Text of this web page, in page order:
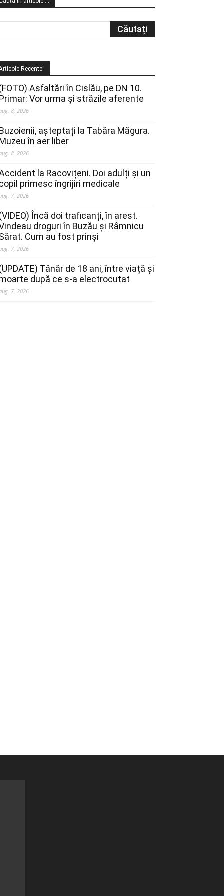
Recente:
Asfaltări în Cislău, pe DN 10.
Vor urma și străzile aferente
8, 2026
așteptați la Tabăra Măgura.
în aer liber
8, 2026
la Racovițeni. Doi adulți și un
primesc îngrijiri medicale
7, 2026
Încă doi traficanți, în arest.
droguri în Buzău și Râmnicu
Cum au fost prinși
7, 2026
Tânăr de 18 ani, între viață și
după ce s-a electrocutat
7, 2026